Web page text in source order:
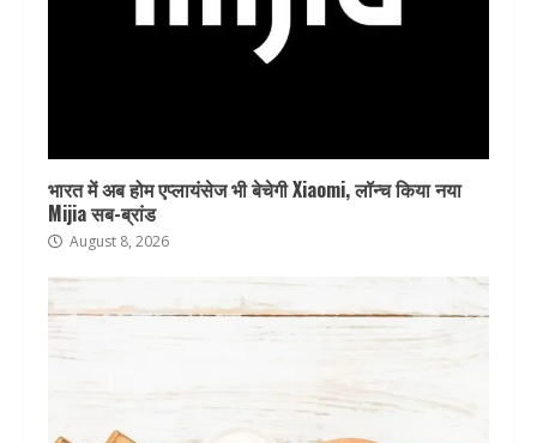
भारत में अब होम एप्लायंसेज भी बेचेगी Xiaomi, लॉन्च किया नया
Mijia सब-ब्रांड
August 8, 2026